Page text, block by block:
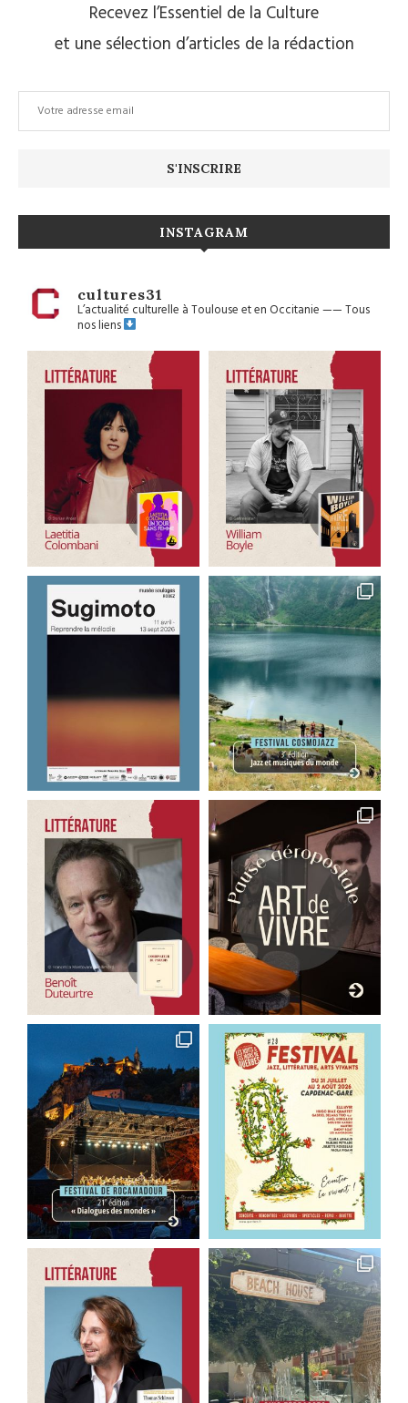
Recevez l’Essentiel de la Culture
et une sélection d’articles de la rédaction
INSTAGRAM
cultures31
L’actualité culturelle à Toulouse et en Occitanie——Tous
nos liens